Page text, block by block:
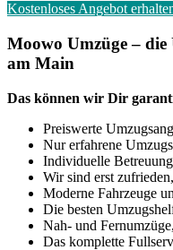
Kostenloses Angebot
Moowo Umzüge –
am Main
Das können wir Dir
Preiswerte
Nur erfahrene
Individuelle
Wir sind erst
Moderne Fahrzeuge
Die besten
Nah- und
Das komplette